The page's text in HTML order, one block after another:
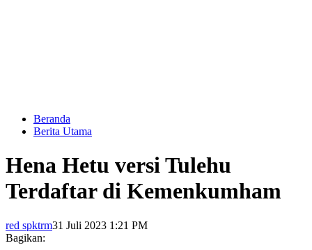
Beranda
Berita Utama
Hena Hetu versi Tulehu
Terdaftar di Kemenkumham
red spktrm31 Juli 2023 1:21 PM
Bagikan: